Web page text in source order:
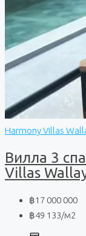
Harmony Villas
Вилла 3
Villas
฿17 000 000
฿49 133/м2